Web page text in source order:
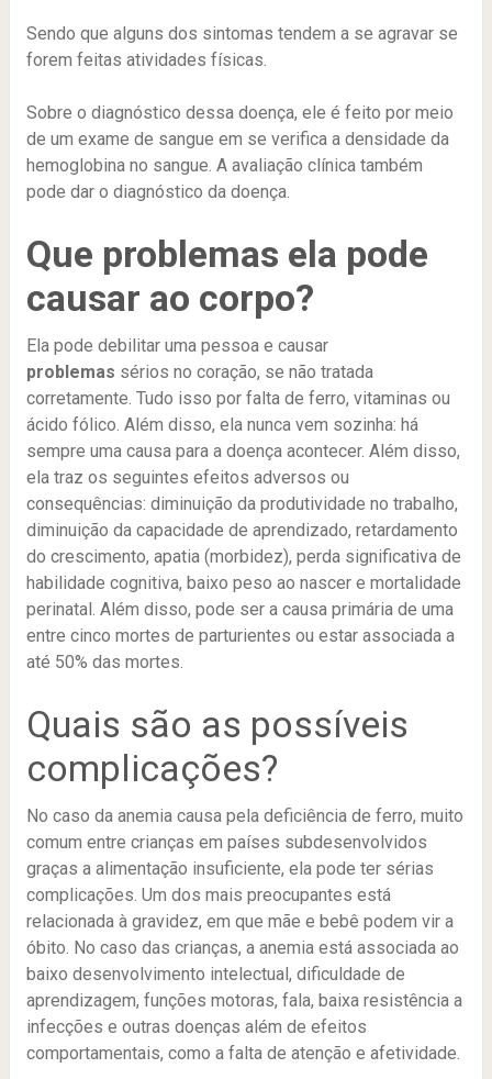
Sendo que alguns dos sintomas tendem a se agravar se
forem feitas atividades físicas.
Sobre o diagnóstico dessa doença, ele é feito por meio
de um exame de sangue em se verifica a densidade da
hemoglobina no sangue. A avaliação clínica também
pode dar o diagnóstico da doença.
Que problemas ela pode
causar ao corpo?
Ela pode debilitar uma pessoa e causar
problemas sérios no coração, se não tratada
corretamente. Tudo isso por falta de ferro, vitaminas ou
ácido fólico. Além disso, ela nunca vem sozinha: há
sempre uma causa para a doença acontecer. Além disso,
ela traz os seguintes efeitos adversos ou
consequências: diminuição da produtividade no trabalho,
diminuição da capacidade de aprendizado, retardamento
do crescimento, apatia (morbidez), perda significativa de
habilidade cognitiva, baixo peso ao nascer e mortalidade
perinatal. Além disso, pode ser a causa primária de uma
entre cinco mortes de parturientes ou estar associada a
até 50% das mortes.
Quais são as possíveis
complicações?
No caso da anemia causa pela deficiência de ferro, muito
comum entre crianças em países subdesenvolvidos
graças a alimentação insuficiente, ela pode ter sérias
complicações. Um dos mais preocupantes está
relacionada à gravidez, em que mãe e bebê podem vir a
óbito. No caso das crianças, a anemia está associada ao
baixo desenvolvimento intelectual, dificuldade de
aprendizagem, funções motoras, fala, baixa resistência a
infecções e outras doenças além de efeitos
comportamentais, como a falta de atenção e afetividade.